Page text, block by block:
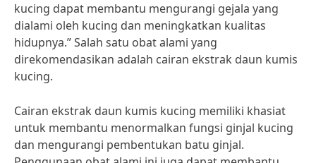
kucing dapat membantu mengurangi gejala yang
dialami oleh kucing dan meningkatkan kualitas
hidupnya.” Salah satu obat alami yang
direkomendasikan adalah cairan ekstrak daun kumis
kucing.
Cairan ekstrak daun kumis kucing memiliki khasiat
untuk membantu menormalkan fungsi ginjal kucing
dan mengurangi pembentukan batu ginjal.